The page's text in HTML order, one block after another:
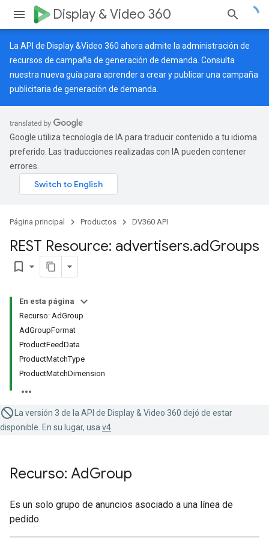
Display & Video 360
La API de Display &Video 360 ahora admite la administración de
recursos de campaña de generación de demanda. Consulta
nuestra nueva guía para aprender a crear y publicar una campaña
publicitaria de generación de demanda.
Google utiliza tecnología de IA para traducir contenido a tu idioma
preferido. Las traducciones realizadas con IA pueden contener
errores.
Página principal Productos DV360 API
REST Resource: advertisers.adGroups
bookmark_border
En esta página
Recurso: AdGroup
AdGroupFormat
ProductFeedData
ProductMatchType
ProductMatchDimension
La versión 3 de la API de Display & Video 360 dejó de estar
disponible. En su lugar, usa v4
Recurso: AdGroup
Es un solo grupo de anuncios asociado a una línea de
pedido.